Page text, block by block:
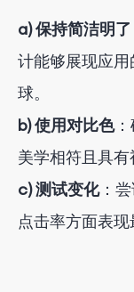
a) 保持简洁明了
计能够展现应
球。
b) 使用对比色：
美学相符且具有
c) 测试变化：
点击率方面表现